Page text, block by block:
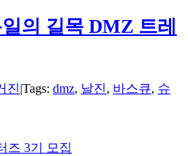
의 길목 DMZ 트레
진|Tags: dmz, 날진, 바스큐, 슈
즈 3기 모집